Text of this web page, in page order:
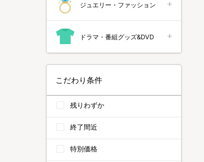
ジュエリー・ファッション
ドラマ・番組グッズ&DVD
こだわり条件
残りわずか
終了間近
特別価格